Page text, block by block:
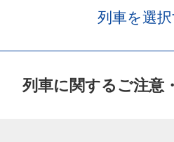
列車を選
列車に関するご注意